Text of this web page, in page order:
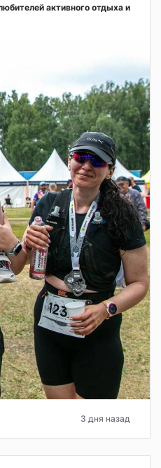
активного отдыха и
3 дня назад